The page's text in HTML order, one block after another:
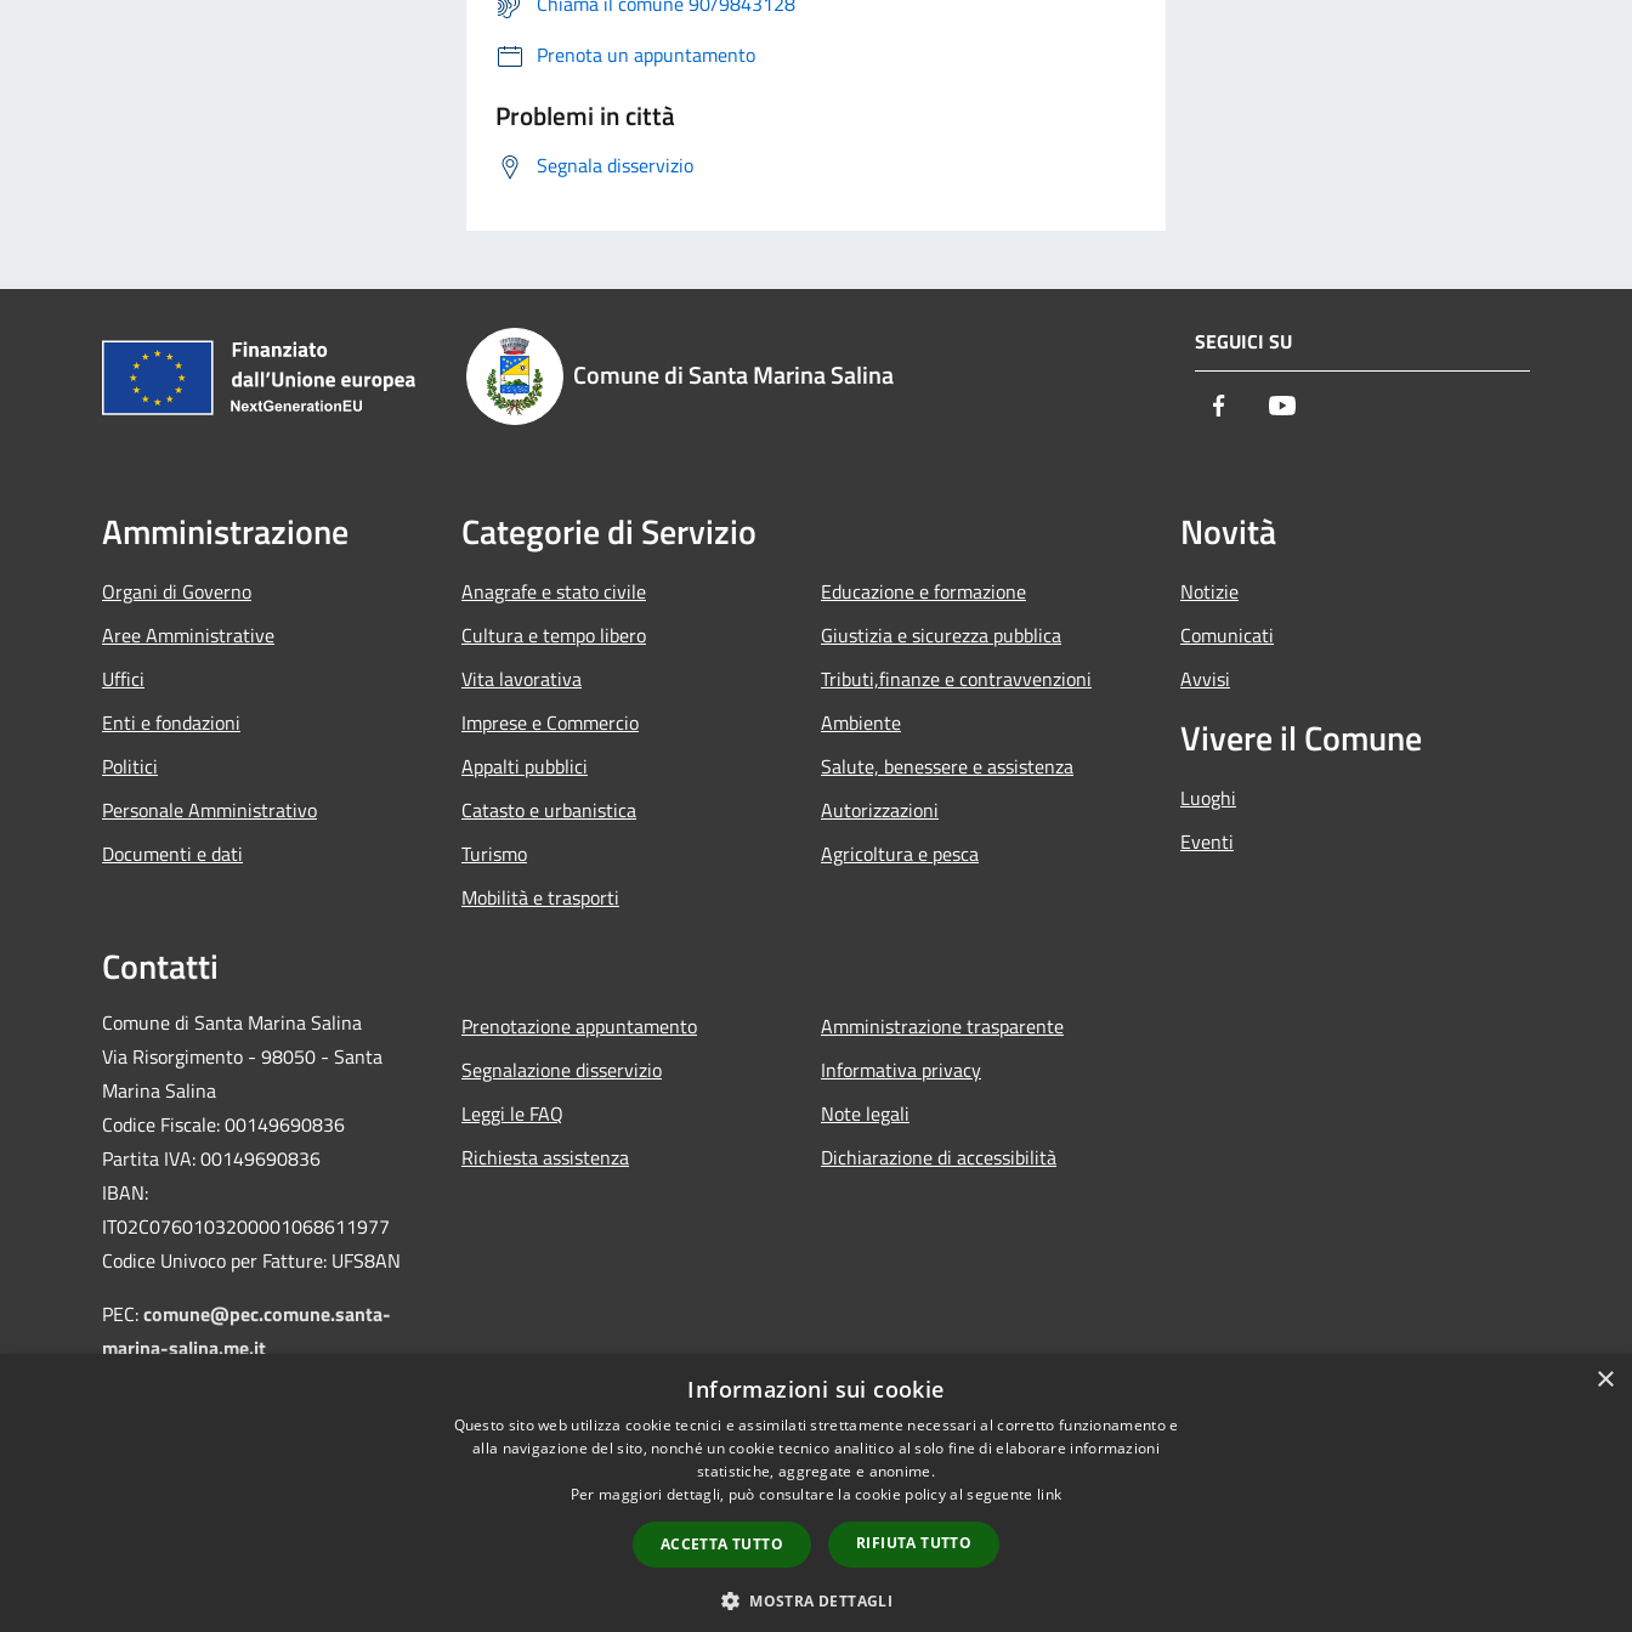
Prenota un appuntamento
Problemi in città
Segnala disservizio
Comune di Santa Marina Salina
SEGUICI SU
Facebook
Amministrazione
Organi di Governo
Aree Amministrative
Uffici
Enti e fondazioni
Politici
Personale Amministrativo
Documenti e dati
Categorie di Servizio
Anagrafe e stato civile
Cultura e tempo libero
Vita lavorativa
Imprese e Commercio
Appalti pubblici
Catasto e urbanistica
Turismo
Mobilità e trasporti
Educazione e formazione
Giustizia e sicurezza pubblica
Tributi,finanze e contravvenzioni
Ambiente
Salute, benessere e assistenza
Autorizzazioni
Agricoltura e pesca
Novità
Notizie
Comunicati
Avvisi
Vivere il Comune
Luoghi
Eventi
Contatti
Comune di Santa Marina Salina
Via Risorgimento - 98050 - Santa
Marina Salina
Codice Fiscale: 00149690836
Partita IVA: 00149690836
IBAN:
IT02C0760103200001068611977
Codice Univoco per Fatture: UFS8AN
PEC:comune@pec.comune.santa-
marina-salina.me.it
Prenotazione appuntamento
Segnalazione disservizio
Leggi le FAQ
Richiesta assistenza
Amministrazione trasparente
Informativa privacy
Note legali
Dichiarazione di accessibilità
Copyright © 2026 • Comune di Santa Marina Salina • Powered by
×
Informazioni sui cookie
Questo sito web utilizza cookie tecnici e assimilati strettamente necessari al corretto funzionamento e
alla navigazione del sito, nonché un cookie tecnico analitico al solo fine di elaborare informazioni
statistiche, aggregate e anonime.
Per maggiori dettagli, può consultare la cookie policy al seguente link
ACCETTA TUTTO RIFIUTA TUTTO
MOSTRA DETTAGLI